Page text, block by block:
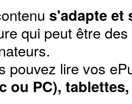
s'adapte et
qui peut être
pouvez lire vos
ou PC),